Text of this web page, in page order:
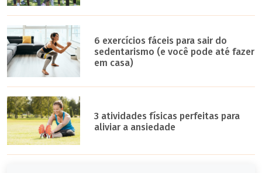
6 exercícios fáceis para sair do
sedentarismo (e você pode até fazer
em casa)
3 atividades físicas perfeitas para
aliviar a ansiedade